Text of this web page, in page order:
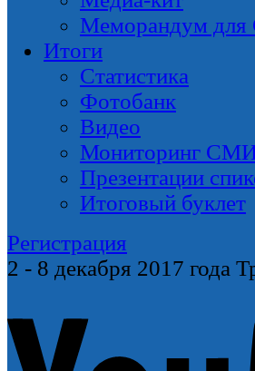
Меморандум
Итоги
Статистика
Фотобанк
Видео
Мониторинг
Презентации
Итоговый буклет
Регистрация
2 - 8 декабря 2017 года